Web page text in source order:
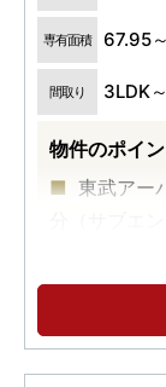
専有面積 67.95
間取り 3LDK
物件のポイン
東武アー
分（サブエ
総戸数
JR総武